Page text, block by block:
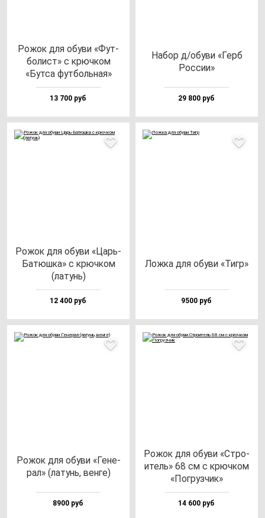
Рожок для обу­ви «Фут­
бо­лист» с крюч­ком
«Бут­са фут­боль­ная»
13 700 руб
Набор д/обу­ви «Герб
Рос­сии»
29 800 руб
Рожок для обу­ви «Царь-
Батюш­ка» с крюч­ком
(ла­тунь)
12 400 руб
Лож­ка для обу­ви «Тигр»
9500 руб
Рожок для обу­ви «Гене­
рал» (ла­тунь, вен­ге)
8900 руб
Рожок для обу­ви «Стро­
итель» 68 см с крюч­ком
«Пог­руз­чик»
14 600 руб